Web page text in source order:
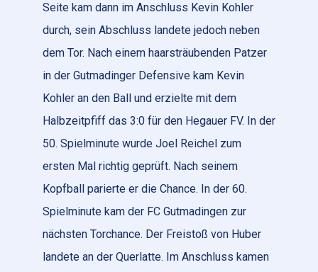
Seite kam dann im Anschluss Kevin Kohler
durch, sein Abschluss landete jedoch neben
dem Tor. Nach einem haarsträubenden Patzer
in der Gutmadinger Defensive kam Kevin
Kohler an den Ball und erzielte mit dem
Halbzeitpfiff das 3:0 für den Hegauer FV. In der
50. Spielminute wurde Joel Reichel zum
ersten Mal richtig geprüft. Nach seinem
Kopfball parierte er die Chance. In der 60.
Spielminute kam der FC Gutmadingen zur
nächsten Torchance. Der Freistoß von Huber
landete an der Querlatte. Im Anschluss kamen